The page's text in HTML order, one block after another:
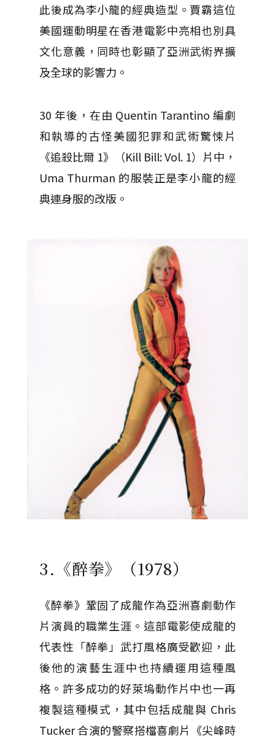
此後成為李小龍的經典造型。賈霸這位
美國運動明星在香港電影中亮相也別具
文化意義，同時也彰顯了亞洲武術界擴
及全球的影響力。
30 年後，在由 Quentin Tarantino 編劇
和執導的古怪美國犯罪和武術驚悚片
《追殺比爾 1》（Kill Bill: Vol. 1）片中，
Uma Thurman 的服裝正是李小龍的經
典連身服的改版。
3.《醉拳》（1978）
《醉拳》鞏固了成龍作為亞洲喜劇動作
片演員的職業生涯。這部電影使成龍的
代表性「醉拳」武打風格廣受歡迎，此
後他的演藝生涯中也持續運用這種風
格。許多成功的好萊塢動作片中也一再
複製這種模式，其中包括成龍與 Chris
Tucker 合演的警察搭檔喜劇片《尖峰時